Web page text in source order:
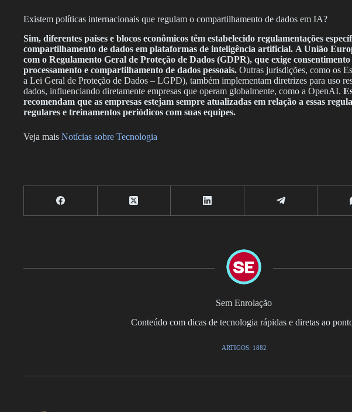
Existem políticas internacionais que regulam o compartilhamento de dados em IA?
Sim, diferentes países e blocos econômicos têm estabelecido regulamentações
compartilhamento de dados em plataformas de inteligência artificial. A União
com o Regulamento Geral de Proteção de Dados (GDPR), que exige
processamento e compartilhamento de dados pessoais. Outras jurisdições, como os
a Lei Geral de Proteção de Dados – LGPD), também implementam diretrizes para uso
dados, influenciando diretamente empresas que operam globalmente, como a OpenAI.
recomendam que as empresas estejam sempre atualizadas em relação a essas
regulares e treinamentos periódicos com suas equipes.
Veja mais Notícias sobre Tecnologia
Sem Enrolação
Conteúdo com dicas de tecnologia rápidas e diretas ao
ARTIGOS: 1882